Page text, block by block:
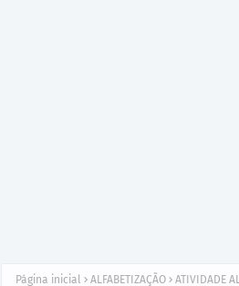
Página inicial ALFABETIZAÇÃO ATIVIDADE